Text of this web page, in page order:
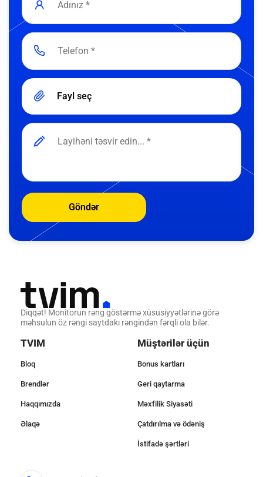
Fayl seç
Göndər
Diqqət! Monitorun rəng göstərmə xüsusiyyətlərinə görə
məhsulun öz rəngi saytdakı rəngindən fərqli ola bilər.
TVIM
Bloq
Brendlər
Haqqımızda
Əlaqə
Müştərilər üçün
Bonus kartları
Geri qaytarma
Məxfilik Siyasəti
Çatdırılma və ödəniş
İstifadə şərtləri